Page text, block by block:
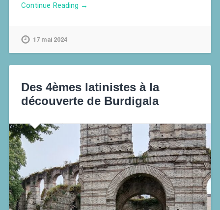
Continue Reading →
17 mai 2024
Des 4èmes latinistes à la
découverte de Burdigala